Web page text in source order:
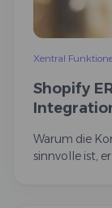
Xentral
Shopify
Warum die
sinnvolle ist,